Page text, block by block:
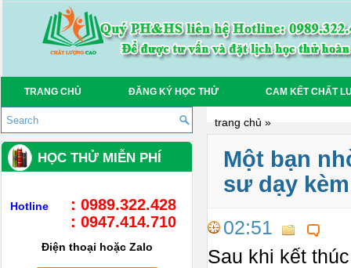
TRANG CHỦ ĐĂNG KÝ HỌC THỬ CAM KẾT CHẤT
trang chủ »
Một bạn
sư dạy
02:51
Sau khi kết
HỌC THỬ MIỄN PHÍ
Hotline
: 0989.322.428
: 0947.414.710
Điện thoại hoặc Zalo